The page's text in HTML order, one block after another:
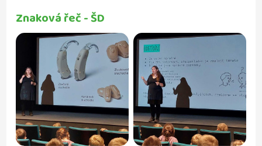
Znaková řeč - ŠD